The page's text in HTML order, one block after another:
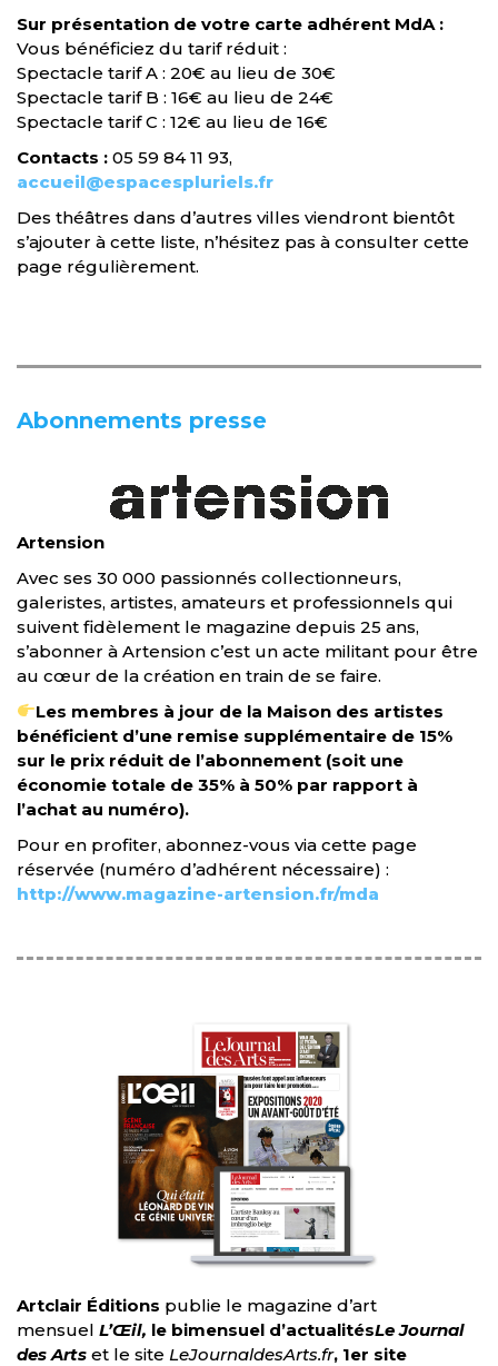
Sur présentation de votre carte adhérent MdA :
Vous bénéficiez du tarif réduit :
Spectacle tarif A : 20€ au lieu de 30€
Spectacle tarif B : 16€ au lieu de 24€
Spectacle tarif C : 12€ au lieu de 16€
Contacts : 05 59 84 11 93,
accueil@espacespluriels.fr
Des théâtres dans d’autres villes viendront bientôt
s’ajouter à cette liste, n’hésitez pas à consulter cette
page régulièrement.
Abonnements presse
Artension
Avec ses 30 000 passionnés collectionneurs,
galeristes, artistes, amateurs et professionnels qui
suivent fidèlement le magazine depuis 25 ans,
s’abonner à Artension c’est un acte militant pour être
au cœur de la création en train de se faire.
Les membres à jour de la Maison des artistes
bénéficient d’une remise supplémentaire de 15%
sur le prix réduit de l’abonnement (soit une
économie totale de 35% à 50% par rapport à
l’achat au numéro).
Pour en profiter, abonnez-vous via cette page
réservée (numéro d’adhérent nécessaire) :
http://www.magazine-artension.fr/mda
Artclair Éditions publie le magazine d’art
mensuel L’Œil, le bimensuel d’actualitésLe Journal
des Arts et le site LeJournaldesArts.fr, 1er site